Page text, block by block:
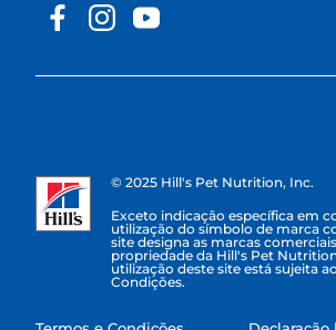
© 2025 Hill's Pet Nutrition, Inc.
Exceto indicação específica em
utilização do símbolo de marca
site designa as marcas
propriedade da Hill's Pet
utilização deste site está sujeita
Condições.